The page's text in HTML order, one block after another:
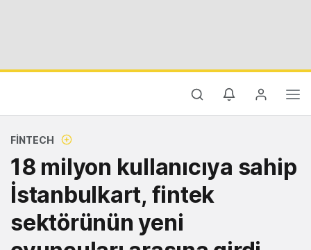
FINTECH
18 milyon kullanıcıya sahip
İstanbulkart, fintek
sektörünün yeni